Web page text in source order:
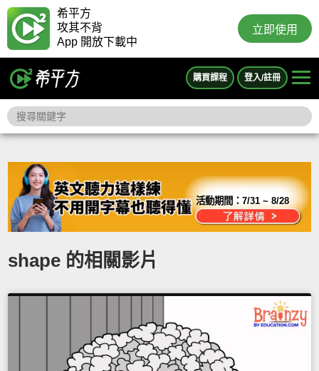
希平方
攻其不背
App 開放下載中
立即使用
購買課程 登入/註冊
活動期間：7/31 ~ 8/28
shape 的相關影片